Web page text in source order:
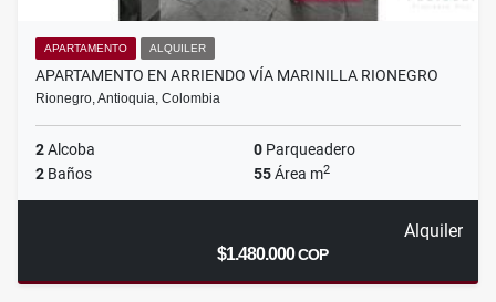
APARTAMENTO ALQUILER
APARTAMENTO EN ARRIENDO VÍA MARINILLA RIONEGRO
Rionegro, Antioquia, Colombia
2Alcoba 0 Parqueadero
2 Baños 55Área m2
Alquiler
$1.480.000COP